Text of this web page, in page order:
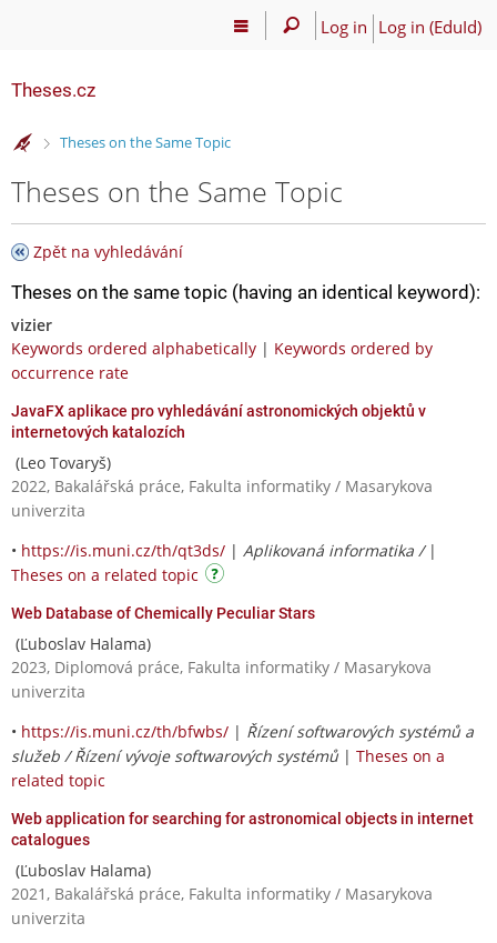
Log in Log in (EduId)
Theses.cz
>
Theses on the Same Topic
Theses on the Same Topic
Zpět na vyhledávání
Theses on the same topic (having an identical keyword):
vizier
Keywords ordered alphabetically | Keywords ordered by
occurrence rate
JavaFX aplikace pro vyhledávání astronomických objektů v
internetových katalozích
(Leo Tovaryš)
2022, Bakalářská práce, Fakulta informatiky / Masarykova
univerzita
• https://is.muni.cz/th/qt3ds/ | Aplikovaná informatika / |
Theses on a related topic
Web Database of Chemically Peculiar Stars
(Ľuboslav Halama)
2023, Diplomová práce, Fakulta informatiky / Masarykova
univerzita
• https://is.muni.cz/th/bfwbs/ | Řízení softwarových systémů a
služeb / Řízení vývoje softwarových systémů | Theses on a
related topic
Web application for searching for astronomical objects in internet
catalogues
(Ľuboslav Halama)
2021, Bakalářská práce, Fakulta informatiky / Masarykova
univerzita